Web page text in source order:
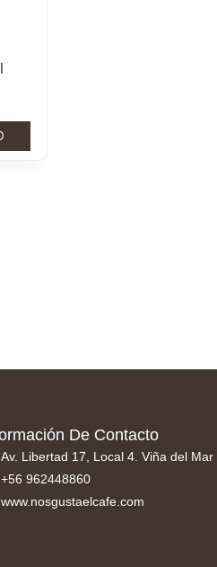
De Contacto
Av. Libertad 17, Local 4. Viña del Mar
+56 962448860
www.nosgustaelcafe.com